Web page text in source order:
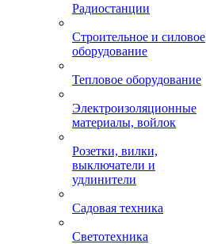
Радиостанции
Строительное и силовое
оборудование
Тепловое оборудование
Электроизоляционные
материалы, войлок
Розетки, вилки,
выключатели и
удлинители
Садовая техника
Светотехника